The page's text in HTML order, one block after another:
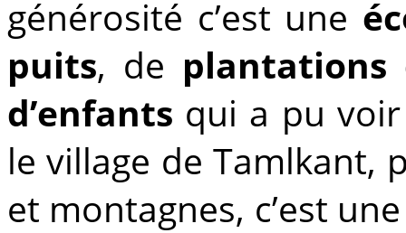
générosité c’est une
puits, de plantations
d’enfants qui a pu
le village de Tamlkant,
et montagnes, c’est